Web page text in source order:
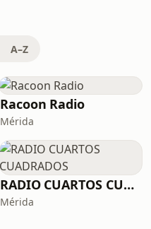
A–Z
Racoon Radio
Mérida
RADIO CUARTOS CUADRADOS
Mérida